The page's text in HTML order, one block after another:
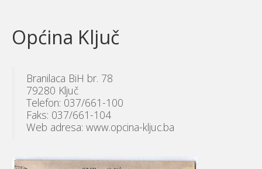
Općina Ključ
Branilaca BiH br. 78
79280 Ključ
Telefon: 037/661-100
Faks: 037/661-104
Web adresa: www.opcina-kljuc.ba